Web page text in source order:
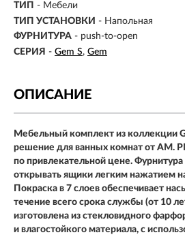
ТИП - Мебели
ТИП УСТАНОВКИ - Напольная
ФУРНИТУРА - push-to-open
СЕРИЯ - Gem S Gem
ОПИСАНИЕ
Мебельный комплект из коллекции
решение для ванных комнат от АМ.
по привлекательной цене.
открывать ящики легким нажатием
Покраска в 7 слоев обеспечивает
течение всего срока службы (от 10
изготовлена из стекловидного
и влагостойкого материала, с